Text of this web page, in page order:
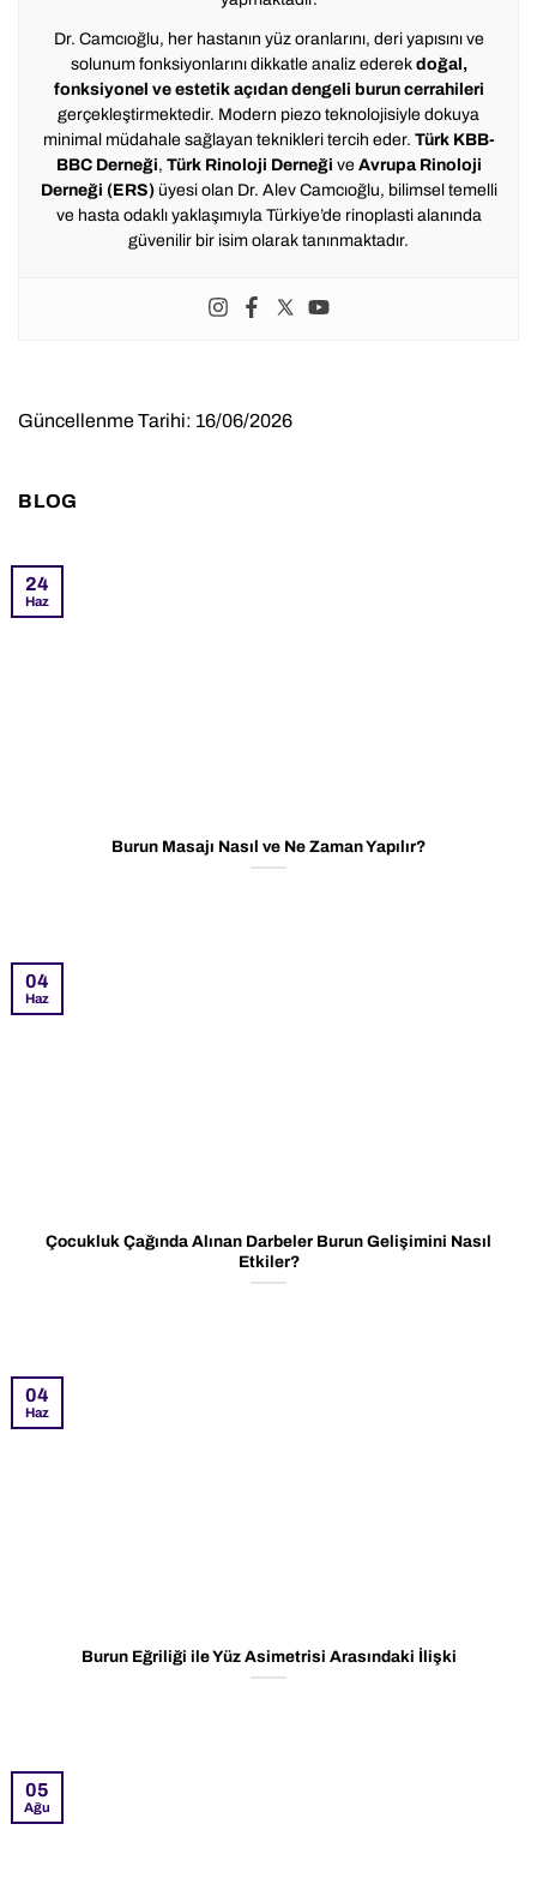
Dr. Camcıoğlu, her hastanın yüz oranlarını, deri yapısını ve
solunum fonksiyonlarını dikkatle analiz ederek doğal,
fonksiyonel ve estetik açıdan dengeli burun cerrahileri
gerçekleştirmektedir. Modern piezo teknolojisiyle dokuya
minimal müdahale sağlayan teknikleri tercih eder. Türk KBB-
BBC Derneği, Türk Rinoloji Derneği ve Avrupa Rinoloji
Derneği (ERS)üyesi olan Dr. Alev Camcıoğlu, bilimsel temelli
ve hasta odaklı yaklaşımıyla Türkiye’de rinoplasti alanında
güvenilir bir isim olarak tanınmaktadır.
Güncellenme Tarihi: 16/06/2026
BLOG
Burun Masajı Nasıl ve Ne Zaman Yapılır?
24
Haz
Çocukluk Çağında Alınan Darbeler Burun Gelişimini Nasıl
Etkiler?
04
Haz
Burun Eğriliği ile Yüz Asimetrisi Arasındaki İlişki
04
Haz
05
Ağu